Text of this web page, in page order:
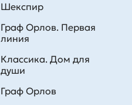
Шекспир
Граф Орлов. Первая
линия
Классика. Дом для
души
Граф Орлов